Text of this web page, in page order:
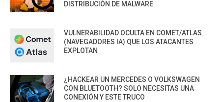
DISTRIBUCIÓN DE MALWARE
VULNERABILIDAD OCULTA EN COMET/ATLAS
(NAVEGADORES IA) QUE LOS ATACANTES
EXPLOTAN
¿HACKEAR UN MERCEDES O VOLKSWAGEN
CON BLUETOOTH? SOLO NECESITAS UNA
CONEXIÓN Y ESTE TRUCO